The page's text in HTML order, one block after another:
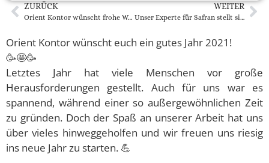
ZURÜCK
Orient Kontor wünscht frohe Weihnachten
WEITER
Unser Experte für Safran stellt sich vor
Orient Kontor wünscht euch ein gutes Jahr 2021!
🥳🤩🥳
Letztes Jahr hat viele Menschen vor große
Herausforderungen gestellt. Auch für uns war es
spannend, während einer so außergewöhnlichen Zeit
zu gründen. Doch der Spaß an unserer Arbeit hat uns
über vieles hinweggeholfen und wir freuen uns riesig
ins neue Jahr zu starten. 💪